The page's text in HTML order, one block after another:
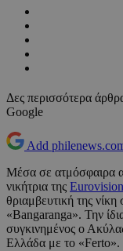
Δες περισσότερα
Google
Add
Μέσα σε ατμόσφαιρα
νικήτρια της Eurovision
θριαμβευτική της νίκη
«Bangaranga». Την
συγκινημένος ο
Ελλάδα με το «Ferto».